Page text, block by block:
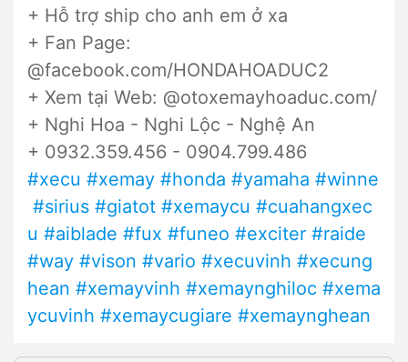
+ Hỗ trợ ship cho anh em ở xa
+ Fan Page:
@facebook.com/HONDAHOADUC2
+ Xem tại Web: @otoxemayhoaduc.com/
+ Nghi Hoa - Nghi Lộc - Nghệ An
+ 0932.359.456 - 0904.799.486
#xecu #xemay #honda #yamaha #winne
#sirius #giatot #xemaycu #cuahangxec
u #aiblade #fux #funeo #exciter #raide
#way #vison #vario #xecuvinh #xecung
hean #xemayvinh #xemaynghiloc #xema
ycuvinh #xemaycugiare #xemaynghean